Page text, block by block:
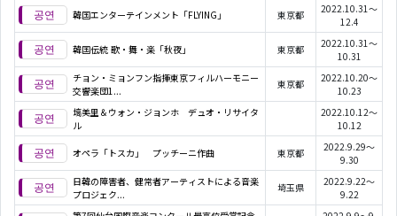
韓国エンターテインメント「FLYING」 東京都
2022.10.31～
12.4
韓国伝統 歌・舞・楽「秋夜」 東京都
2022.10.31～
10.31
チョン・ミョンフン指揮東京フィルハーモニー
交響楽団1...
東京都
2022.10.20～
10.23
塙美里＆ウォン・ジョンホ デュオ・リサイタ
ル
2022.10.12～
10.12
オペラ「トスカ」 プッチーニ作曲 東京都
2022.9.29～
9.30
日韓の障害者、健常者アーティストによる音楽
プロジェク...
埼玉県
2022.9.22～
9.22